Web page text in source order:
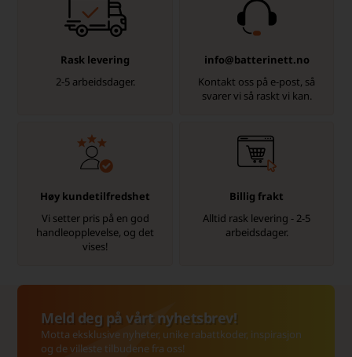
Rask levering
2-5 arbeidsdager.
info@batterinett.no
Kontakt oss på e-post, så
svarer vi så raskt vi kan.
Høy kundetilfredshet
Vi setter pris på en god
handleopplevelse, og det
vises!
Billig frakt
Alltid rask levering - 2-5
arbeidsdager.
Meld deg på vårt nyhetsbrev!
Motta eksklusive nyheter, unike rabattkoder, inspirasjon
og de villeste tilbudene fra oss!